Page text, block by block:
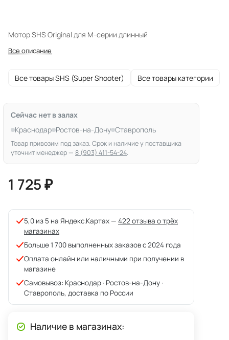
Мотор SHS Original для М-серии длинный
Все описание
Все товары SHS (Super Shooter) Все товары категории
Сейчас нет в залах
Краснодар Ростов-на-Дону Ставрополь
Товар привозим под заказ. Срок и наличие у поставщика
уточнит менеджер — 8 (903) 411-54-24.
1 725 ₽
5,0 из 5 на Яндекс.Картах — 422 отзыва о трёх
магазинах
Больше 1 700 выполненных заказов с 2024 года
Оплата онлайн или наличными при получении в
магазине
Самовывоз: Краснодар · Ростов-на-Дону ·
Ставрополь, доставка по России
Наличие в магазинах: